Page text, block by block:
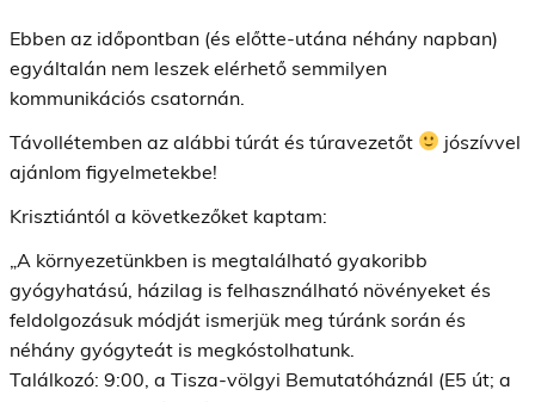
Ebben az időpontban (és előtte-utána néhány napban)
egyáltalán nem leszek elérhető semmilyen
kommunikációs csatornán.
Távollétemben az alábbi túrát és túravezetőt
jószívvel
ajánlom figyelmetekbe!
Krisztiántól a következőket kaptam:
„A környezetünkben is megtalálható gyakoribb
gyógyhatású, házilag is felhasználható növényeket és
feldolgozásuk módját ismerjük meg túránk során és
néhány gyógyteát is megkóstolhatunk.
Találkozó: 9:00, a Tisza-völgyi Bemutatóháznál (E5 út; a